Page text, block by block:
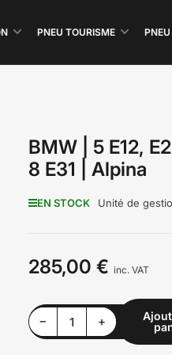
PNEU TOURISME
BMW | 5 E12,
8 E31 | Alpina
EN STOCK Unité de
Prix
285,00 € inc. VAT
−Diminuer la quantité pour BMW | 5 E12, E28, E34, 6 E24, 7 E23, E32, 8 E31 | Alpina
Quantité +Augmenter la quantité pour BMW | 5 E12, E28, E34, 6 E24, 7 E23, E32, 8 E31 | Alpina